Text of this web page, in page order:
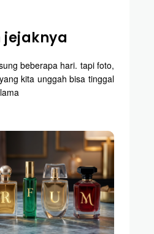
beberapa hari. tapi foto,
kita unggah bisa tinggal